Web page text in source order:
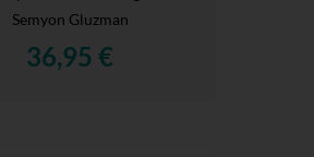
Semyon Gluzman
36,95 €